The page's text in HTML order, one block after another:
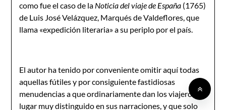
como fue el caso de la Noticia del viaje de España (1765)
de Luis José Velázquez, Marqués de Valdeflores, que
llama «expedición literaria» a su periplo por el país.
El autor ha tenido por conveniente omitir aquí todas
aquellas fútiles y por consiguiente fastidiosas
menudencias a que ordinariamente dan los viajeros un
lugar muy distinguido en sus narraciones, y que solo